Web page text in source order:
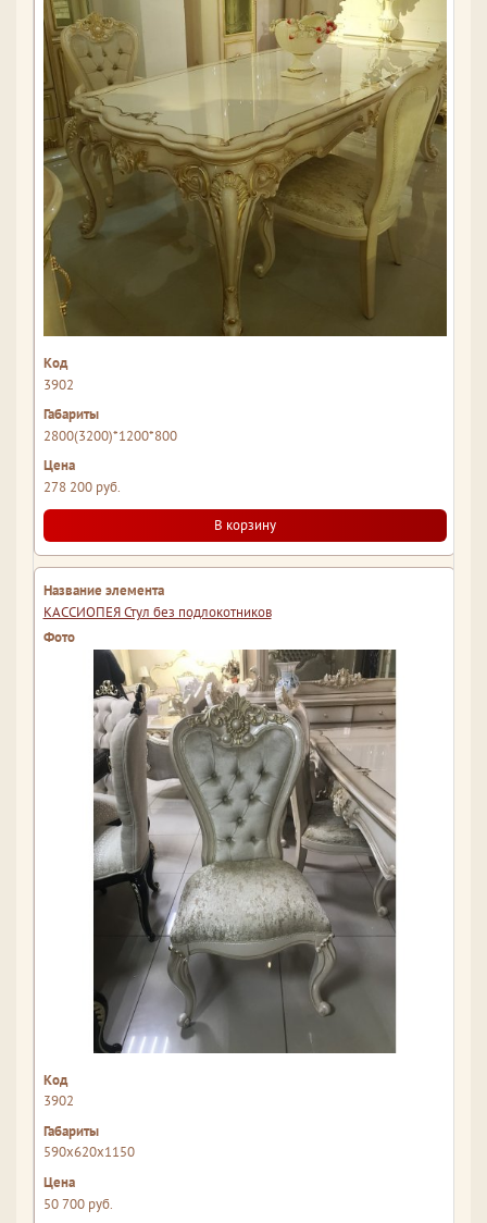
3902
2800(3200)*1200*800
278 200 руб.
В корзину
КАССИОПЕЯ Стул без подлокотников
3902
590x620x1150
50 700 руб.